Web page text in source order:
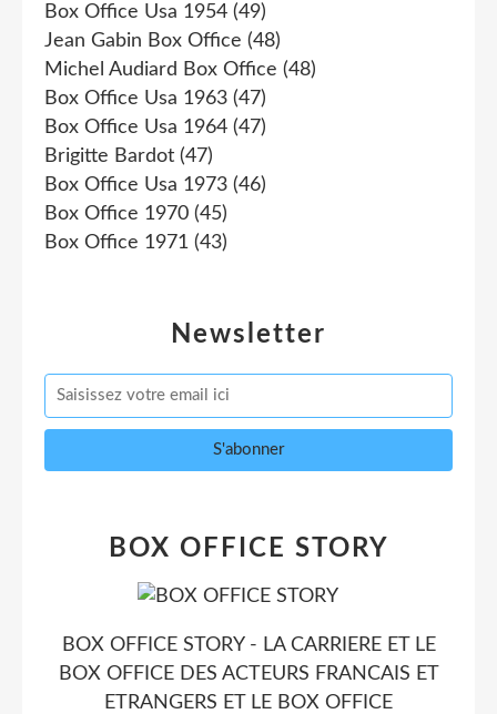
Newsletter
Box Office Usa 1954 (49)
Jean Gabin Box Office (48)
Michel Audiard Box Office (48)
Box Office Usa 1963 (47)
Box Office Usa 1964 (47)
Brigitte Bardot (47)
Box Office Usa 1973 (46)
Box Office 1970 (45)
Box Office 1971 (43)
BOX OFFICE STORY
BOX OFFICE STORY - LA CARRIERE ET LE
BOX OFFICE DES ACTEURS FRANCAIS ET
ETRANGERS ET LE BOX OFFICE